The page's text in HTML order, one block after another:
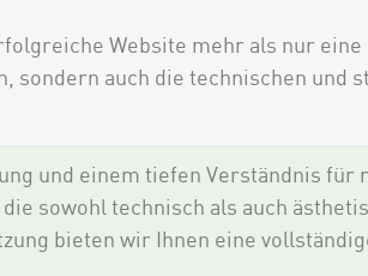
Website mehr als nur
sondern auch die technischen und
und einem tiefen Verständnis für
sowohl technisch als auch
bieten wir Ihnen eine